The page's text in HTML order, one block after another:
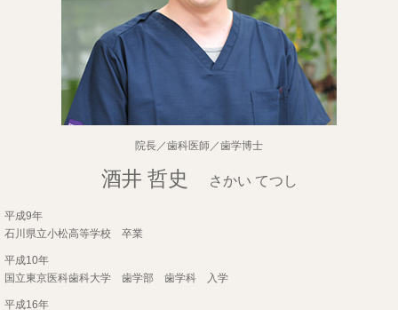
院長／歯科医師／歯学博士
酒井 哲史 さかい てつし
平成9年
石川県立小松高等学校 卒業
平成10年
国立東京医科歯科大学 歯学部 歯学科 入学
平成16年